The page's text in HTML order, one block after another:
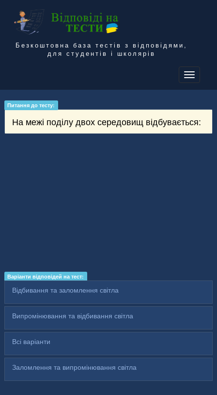
Безкоштовна база тестів з відповідями,
для студентів і школярів
Питання до тесту:
На межі поділу двох середовищ відбувається:
Варіанти відповідей на тест:
Відбивання та заломлення світла
Випромінювання та відбивання світла
Всі варіанти
Заломлення та випромінювання світла